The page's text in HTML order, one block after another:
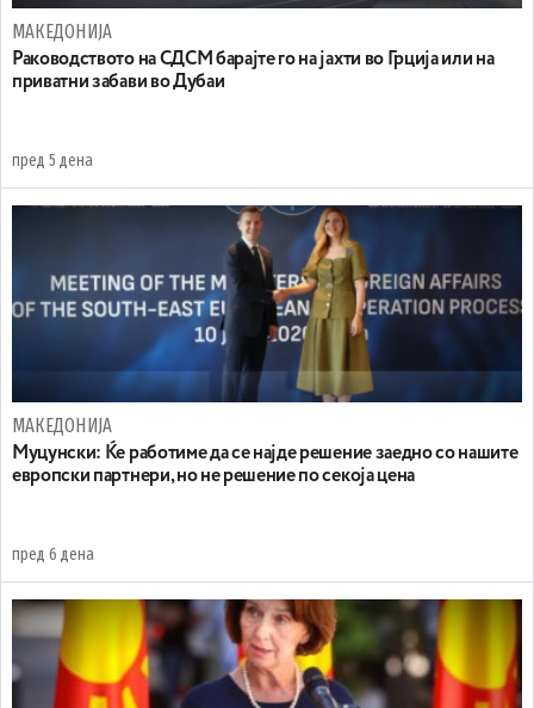
МАКЕДОНИЈА
Раководството на СДСМ барајте го на јахти во Грција или на
приватни забави во Дубаи
пред 5 дена
МАКЕДОНИЈА
Муцунски: Ќе работиме да се најде решение заедно со нашите
европски партнери, но не решение по секоја цена
пред 6 дена